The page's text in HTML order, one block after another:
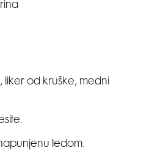
od kruške, medni
ledom.